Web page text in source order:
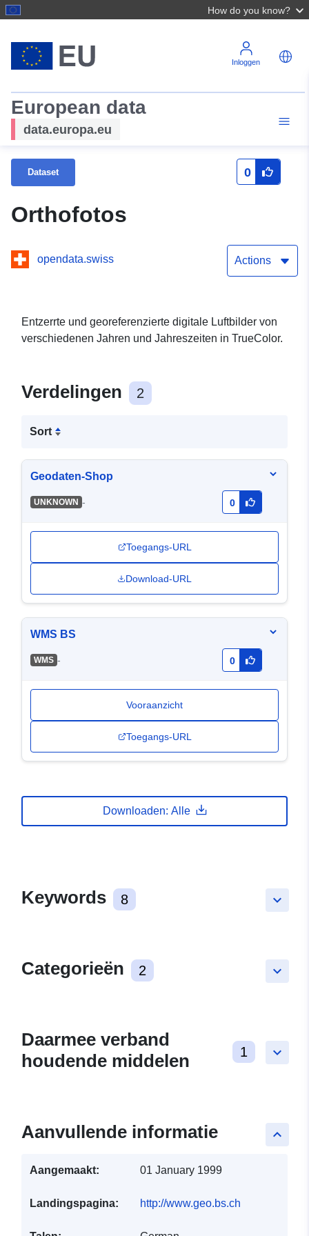
How do you know?
Inloggen
European data
data.europa.eu
Dataset 0
Orthofotos
opendata.swiss Actions
Entzerrte und georeferenzierte digitale Luftbilder von
verschiedenen Jahren und Jahreszeiten in TrueColor.
Verdelingen 2
Sort
Geodaten-Shop
UNKNOWN - 0
Toegangs-URL
Download-URL
WMS BS
WMS - 0
Vooraanzicht
Toegangs-URL
Downloaden: Alle
keyboard_arrow_down
Keywords 8
keyboard_arrow_down
Categorieën 2
keyboard_arrow_down
Daarmee verband
houdende middelen
1
keyboard_arrow_up
Aanvullende informatie
Aangemaakt: 01 January 1999
Landingspagina: http://www.geo.bs.ch